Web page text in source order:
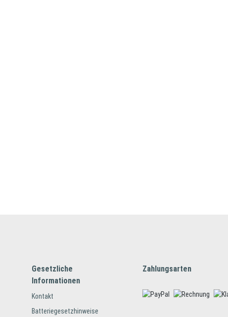
Gesetzliche
Informationen
Kontakt
Batteriegesetzhinweise
Zahlungsarten